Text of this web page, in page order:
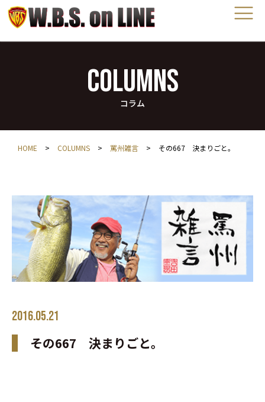
COLUMNS
コラム
HOME > COLUMNS > 罵州雑言 > その667 決まりごと。
2016.05.21
その667 決まりごと。